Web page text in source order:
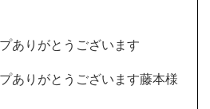
ありがとうございます
ありがとうございます藤本様